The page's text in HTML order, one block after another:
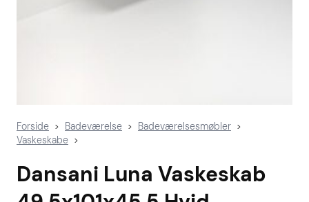
Forside > Badeværelse > Badeværelsesmøbler >
Vaskeskabe >
Dansani Luna Vaskeskab